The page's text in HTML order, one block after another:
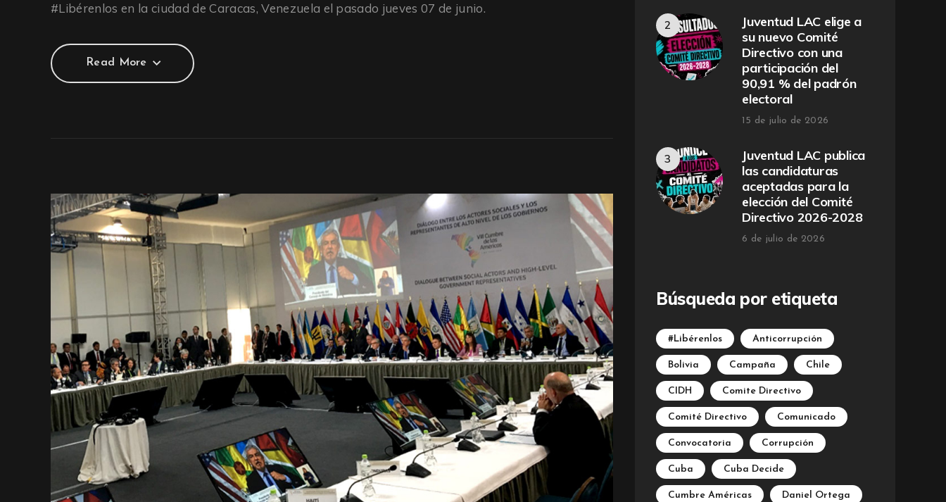
#Libérenlos en la ciudad de Caracas, Venezuela el pasado jueves 07 de junio.
Read More
Juventud LAC elige a
su nuevo Comité
Directivo con una
participación del
90,91 % del padrón
electoral
15 de julio de 2026
Juventud LAC publica
las candidaturas
aceptadas para la
elección del Comité
Directivo 2026-2028
6 de julio de 2026
Búsqueda por etiqueta
#Libérenlos Anticorrupción
Bolivia Campaña Chile
CIDH Comite Directivo
Comité Directivo Comunicado
Convocatoria Corrupción
Cuba Cuba Decide
Cumbre Américas Daniel Ortega